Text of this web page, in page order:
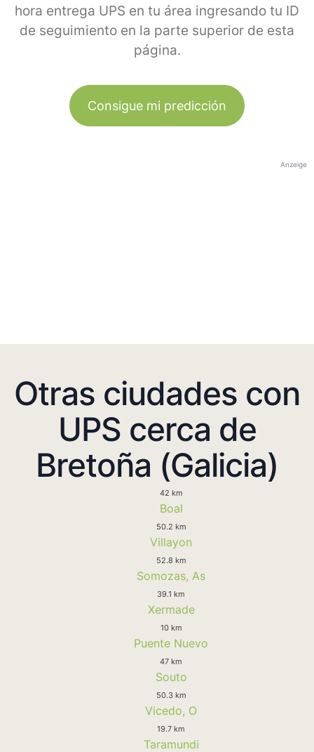
hora entrega UPS en tu área ingresando tu ID
de seguimiento en la parte superior de esta
página.
Consigue mi predicción
Anzeige
Otras ciudades con
UPS cerca de
Bretoña (Galicia)
42 km
Boal
50.2 km
Villayon
52.8 km
Somozas, As
39.1 km
Xermade
10 km
Puente Nuevo
47 km
Souto
50.3 km
Vicedo, O
19.7 km
Taramundi